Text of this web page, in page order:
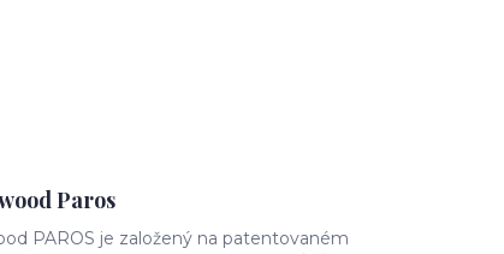
Paros
PAROS je založený na patentovaném